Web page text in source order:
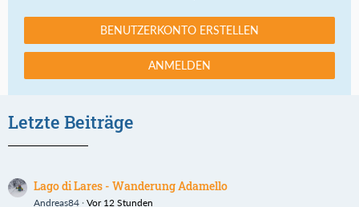
BENUTZERKONTO ERSTELLEN
ANMELDEN
Letzte Beiträge
Lago di Lares - Wanderung Adamello
Andreas84 Vor 12 Stunden